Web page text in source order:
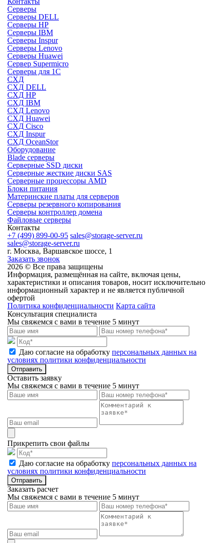
Серверы
Серверы DELL
Серверы HP
Серверы IBM
Серверы Inspur
Серверы Lenovo
Серверы Huawei
Сервер Supermicro
Серверы для 1C
СХД
СХД DELL
СХД HP
СХД IBM
СХД Lenovo
СХД Huawei
СХД Cisco
СХД Inspur
СХД OceanStor
Оборудование
Blade серверы
Серверные SSD диски
Cерверные жесткие диски SAS
Серверные процессоры AMD
Блоки питания
Материнские платы для серверов
Серверы резервного копирования
Серверы контроллер домена
Файловые серверы
Контакты
+7 (499) 899-00-95 sales@storage-server.ru
sales@storage-server.ru
г. Москва, Варшавское шоссе, 1
Заказать звонок
2026 © Все права защищены
Информация, размещённая на сайте, включая цены,
характеристики и описания товаров, носит исключительно
информационный характер и не является публичной
офертой
Политика конфиденциальности Карта сайта
Консультация специалиста
Мы свяжемся с вами в течение 5 минут
Даю согласие на обработку персональных данных на
условиях политики конфиденциальности
Отправить
Оставить заявку
Мы свяжемся с вами в течение 5 минут
Прикрепить свои файлы
Даю согласие на обработку персональных данных на
условиях политики конфиденциальности
Отправить
Заказать расчет
Мы свяжемся с вами в течение 5 минут